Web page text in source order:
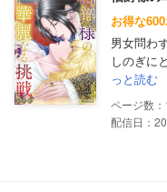
お得な
男女問わ
しのぎに
っと読む
配信日：